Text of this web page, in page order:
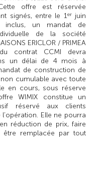
offre est réservée
signés, entre le 1erjuin
un mandat de
de la société
ERICLOR / PRIMEA
contrat CCMI devra
un délai de 4 mois à
de construction de
cumulable avec toute
en cours, sous réserve
WIMIX constitue un
réservé aux clients
Elle ne pourra
réduction de prix, faire
être remplacée par tout